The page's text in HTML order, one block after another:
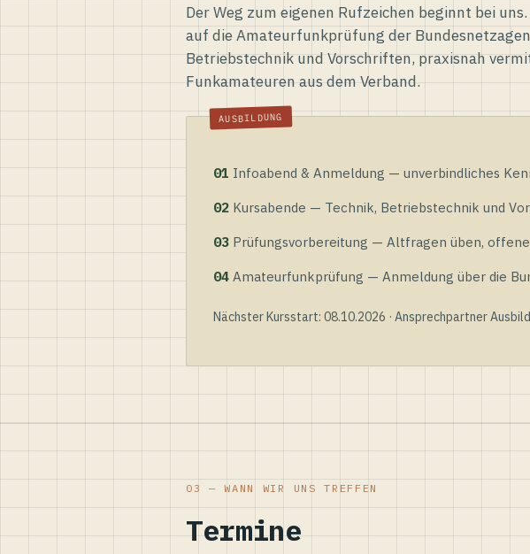
Der Weg zum eigenen Rufzeichen beginnt bei
auf die Amateurfunkprüfung der
Betriebstechnik und Vorschriften, praxisnah
Funkamateuren aus dem Verband.
01 Infoabend & Anmeldung — unverbindliches
02 Kursabende — Technik, Betriebstechnik und
03 Prüfungsvorbereitung — Altfragen üben,
04 Amateurfunkprüfung — Anmeldung über die
Nächster Kursstart: 08.10.2026 · Ansprechpartner
03 — WANN WIR UNS TREFFEN
Termine